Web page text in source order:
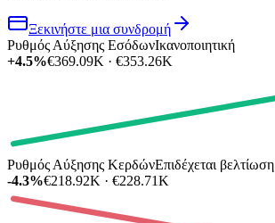
Ξεκινήστε μια συνδρομή
Ρυθμός Αύξησης ΕσόδωνΙκανοποιητική
+4.5%€369.09K · €353.26K
Ρυθμός Αύξησης ΚερδώνΕπιδέχεται βελτίωση
-4.3%€218.92K · €228.71K